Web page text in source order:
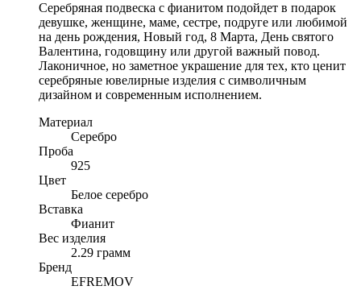
Серебряная подвеска с фианитом подойдет в подарок
девушке, женщине, маме, сестре, подруге или любимой
на день рождения, Новый год, 8 Марта, День святого
Валентина, годовщину или другой важный повод.
Лаконичное, но заметное украшение для тех, кто ценит
серебряные ювелирные изделия с символичным
дизайном и современным исполнением.
Материал
Серебро
Проба
925
Цвет
Белое серебро
Вставка
Фианит
Вес изделия
2.29 грамм
Бренд
EFREMOV